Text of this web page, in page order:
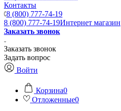
Контакты
8 (800) 777-74-19
8 (800) 777-74-19Интернет магазин
Заказать звонок
Заказать звонок
Задать вопрос
Войти
Корзина0
Отложенные0